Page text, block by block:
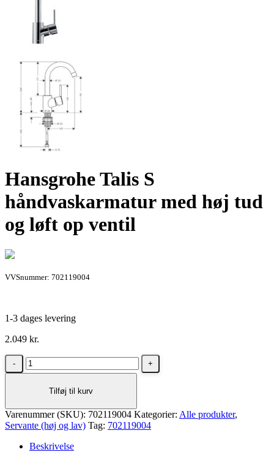
Hansgrohe Talis S
håndvaskarmatur med høj tud
og løft op ventil
VVSnummer: 702119004
1-3 dages levering
2.049 kr.
Hansgrohe
Talis
håndvaskarmatur
høj
tud
løft
Tilføj til kurv
Varenummer (SKU): 702119004 Kategorier: Alle produkter,
Servante (høj og lav) Tag: 702119004
Beskrivelse